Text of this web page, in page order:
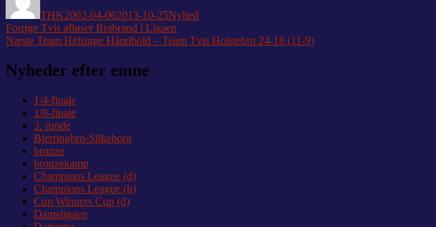
THK2002-04-062013-10-25Nyhed
Indlægsnavigation
Forrige Forrige
indlæg:
Tvis afløser Brabrand i Ligaen
Næste Næste
Team Helsinge Håndbold – Team Tvis Holstebro 24-18 (11-9)
Nyheder efter emne
1/4-finale
1/8-finale
3. runde
Bjerringbro-Silkeborg
bronze
bronzekamp
Champions League (d)
Champions League (h)
Cup Winners Cup (d)
Dameligaen